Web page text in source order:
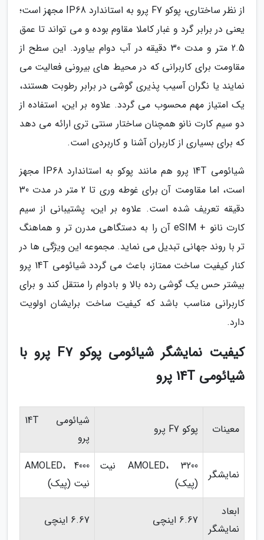
از نظر ساختاری، پوکو F7 پرو به استاندارد IP68 مجهز است؛
یعنی در برابر گرد و غبار کاملا مقاوم بوده و می تواند تا عمق
2.5 متر و مدت 30 دقیقه در آب دوام بیاورد. این سطح از
مقاومت برای کاربرانی که در محیط های بیرونی فعالیت می
نمایند یا نگران آسیب پذیری گوشی در برابر رطوبت هستند،
یک امتیاز مهم محسوب می گردد. علاوه بر این، استفاده از
دو سیم کارت نانو همچنان ساختار سنتی تری ارائه می دهد
که برای بسیاری از کاربران آشنا و کاربردی است.
شیائومی 14T پرو هم مانند پوکو به استاندارد IP68 مجهز
است، اما مقاومت آن برای غوطه وری تا 2 متر در مدت 30
دقیقه تعریف شده است. علاوه بر این، پشتیبانی از سیم
کارت نانو + eSIM آن را به دستگاهی مدرن تر و هماهنگ
تر با روند جهانی تبدیل می نماید. مجموعه این ویژگی ها در
کنار کیفیت ساخت ممتاز، باعث می گردد شیائومی 14T پرو
بیشتر حس یک گوشی رده بالا و بادوام را منتقل کند و برای
کاربرانی مناسب باشد که کیفیت ساخت برایشان اولویت
دارد.
کیفیت نمایشگر شیائومی پوکو F7 پرو با
شیائومی 14T پرو
معینات پوکو F7 پرو
شیائومی 14T
پرو
نمایشگر
AMOLED، 3200 نیت
(پیک)
AMOLED، 4000
نیت (پیک)
ابعاد
نمایشگر
6.67 اینچی 6.67 اینچی